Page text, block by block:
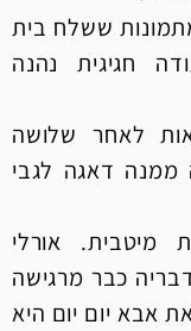
ששלח בית
חגיגית נהנה
לאחר שלושה
ממנה דאגה לגבי
מיטבית. אורלי
כבר מרגישה
אבא יום יום היא